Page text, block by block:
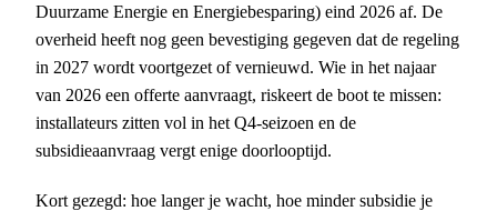
Duurzame Energie en Energiebesparing) eind 2026 af. De
overheid heeft nog geen bevestiging gegeven dat de regeling
in 2027 wordt voortgezet of vernieuwd. Wie in het najaar
van 2026 een offerte aanvraagt, riskeert de boot te missen:
installateurs zitten vol in het Q4-seizoen en de
subsidieaanvraag vergt enige doorlooptijd.
Kort gezegd: hoe langer je wacht, hoe minder subsidie je